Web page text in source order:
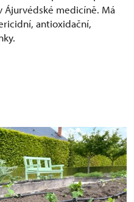
Ájurvédské medicíně. Má
antioxidační,